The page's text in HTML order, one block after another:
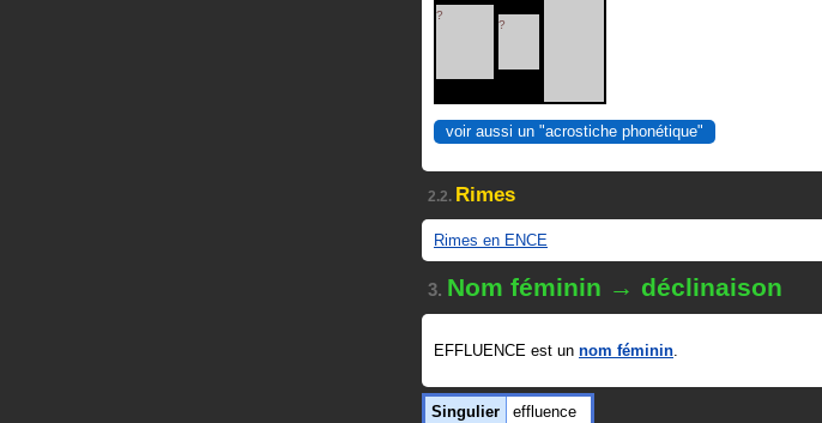
?
?
voir aussi un "acrostiche phonétique"
2.2. Rimes
Rimes en ENCE
3. Nom féminin → déclinaison
EFFLUENCE est un nom féminin.
Singulier
effluence